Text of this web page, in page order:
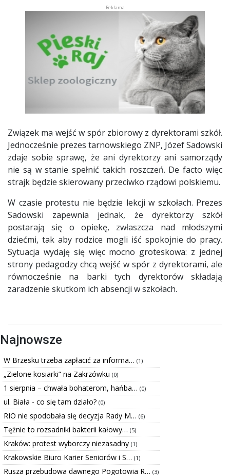
Związek ma wejść w spór zbiorowy z dyrektorami szkół.
Jednocześnie prezes tarnowskiego ZNP, Józef Sadowski
zdaje sobie sprawę, że ani dyrektorzy ani samorządy
nie są w stanie spełnić takich roszczeń. De facto więc
strajk będzie skierowany przeciwko rządowi polskiemu.
W czasie protestu nie będzie lekcji w szkołach. Prezes
Sadowski zapewnia jednak, że dyrektorzy szkół
postarają się o opiekę, zwłaszcza nad młodszymi
dziećmi, tak aby rodzice mogli iść spokojnie do pracy.
Sytuacja wydaję się więc mocno groteskowa: z jednej
strony pedagodzy chcą wejść w spór z dyrektorami, ale
równocześnie na barki tych dyrektorów składają
zaradzenie skutkom ich absencji w szkołach.
Najnowsze
W Brzesku trzeba zapłacić za informa… (1)
„Zielone kosiarki” na Zakrzówku (0)
1 sierpnia – chwała bohaterom, hańba… (0)
ul. Biała - co się tam działo? (0)
RIO nie spodobała się decyzja Rady M… (6)
Tężnie to rozsadniki bakterii kałowy… (5)
Kraków: protest wyborczy niezasadny (1)
Krakowskie Biuro Karier Seniorów i S… (1)
Rusza przebudowa dawnego Pogotowia R… (3)